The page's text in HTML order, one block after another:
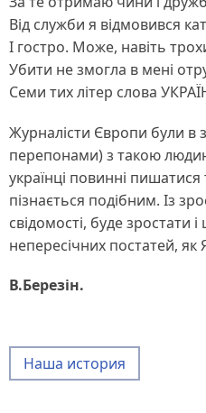
Від служби я відмовився
І гостро. Може, навіть
Убити не змогла в мені
Семи тих літер слова
Журналісти Європи були в
перепонами) з такою
українці повинні
пізнається подібним. Із
свідомості, буде зростати
непересічних постатей, як
В.Березін.
Наша история